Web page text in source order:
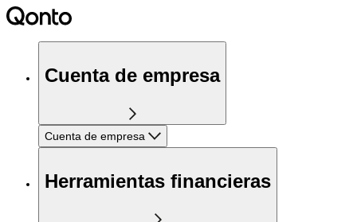
Cuenta de empresa
Cuenta de empresa
Herramientas financieras